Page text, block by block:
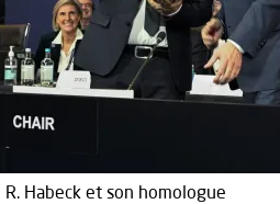
Habeck et son homologue